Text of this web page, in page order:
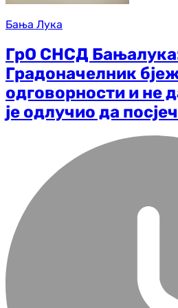
Бања Лука
ГрО СНСД
Градоначелник
одговорности и не
је одлучио да